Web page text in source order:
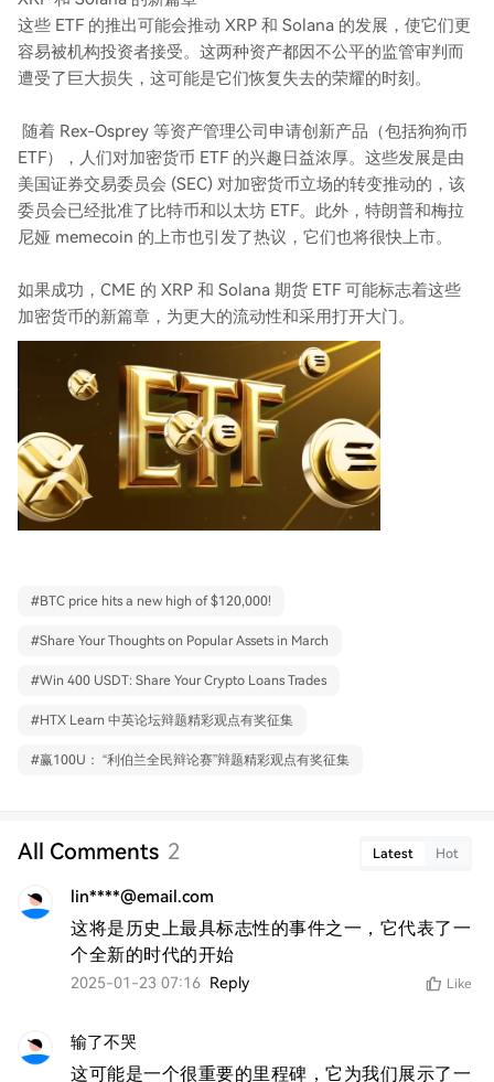
这些 ETF 的推出可能会推动 XRP 和 Solana 的发展，使它们更
容易被机构投资者接受。这两种资产都因不公平的监管审判而
遭受了巨大损失，这可能是它们恢复失去的荣耀的时刻。
随着 Rex-Osprey 等资产管理公司申请创新产品（包括狗狗币
ETF），人们对加密货币 ETF 的兴趣日益浓厚。这些发展是由
美国证券交易委员会 (SEC) 对加密货币立场的转变推动的，该
委员会已经批准了比特币和以太坊 ETF。此外，特朗普和梅拉
尼娅 memecoin 的上市也引发了热议，它们也将很快上市。
如果成功，CME 的 XRP 和 Solana 期货 ETF 可能标志着这些
加密货币的新篇章，为更大的流动性和采用打开大门。
#BTC price hits a new high of $120,000!
#Share Your Thoughts on Popular Assets in March
#Win 400 USDT: Share Your Crypto Loans Trades
#HTX Learn 中英论坛辩题精彩观点有奖征集
#赢100U： “利伯兰全民辩论赛”辩题精彩观点有奖征集
All Comments 2 Latest Hot
lin****@email.com
这将是历史上最具标志性的事件之一，它代表了一
个全新的时代的开始
2025-01-23 07:16 Reply Like
输了不哭
这可能是一个很重要的里程碑，它为我们展示了一